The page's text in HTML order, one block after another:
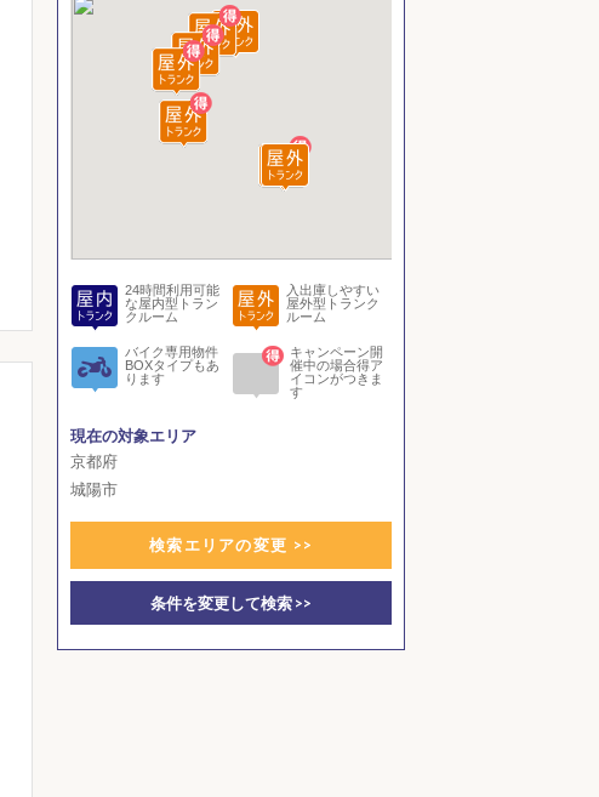
24時間利用可能
な屋内型トラン
クルーム
入出庫しやすい
屋外型トランク
ルーム
バイク専用物件
BOXタイプもあ
ります
キャンペーン開
催中の場合得ア
イコンがつきま
す
現在の対象エリア
京都府
城陽市
検索エリアの変更 >>
条件を変更して検索 >>